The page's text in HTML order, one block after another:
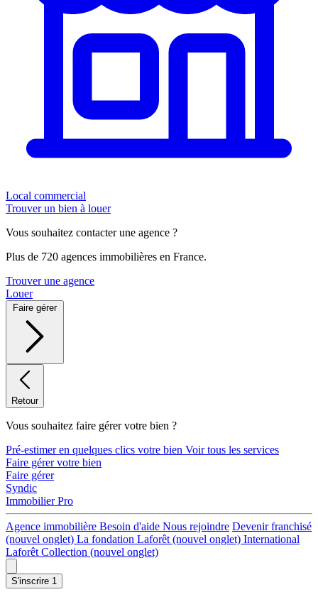
Local commercial
Trouver un bien à louer
Vous souhaitez contacter une agence ?
Plus de 720 agences immobilières en France.
Trouver une agence
Louer
Faire gérer
Retour
Vous souhaitez faire gérer votre bien ?
Pré-estimer en quelques clics votre bien Voir tous les services
Faire gérer votre bien
Faire gérer
Syndic
Immobilier Pro
Agence immobilière Besoin d'aide Nous rejoindre Devenir franchisé
(nouvel onglet) La fondation Laforêt (nouvel onglet) International
Laforêt Collection (nouvel onglet)
S'inscrire 1